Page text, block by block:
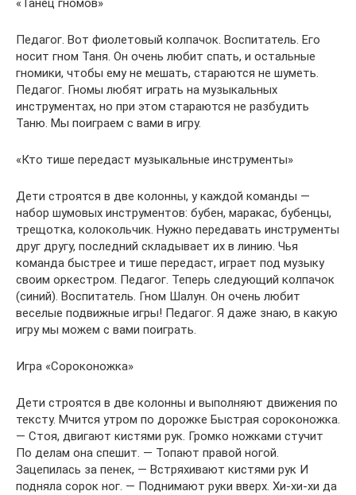
«Танец гномов»
Педагог. Вот фиолетовый колпачок. Воспитатель. Его
носит гном Таня. Он очень любит спать, и остальные
гномики, чтобы ему не мешать, стараются не шуметь.
Педагог. Гномы любят играть на музыкальных
инструментах, но при этом стараются не разбудить
Таню. Мы поиграем с вами в игру.
«Кто тише передаст музыкальные инструменты»
Дети строятся в две колонны, у каждой команды —
набор шумовых инструментов: бубен, маракас, бубенцы,
трещотка, колокольчик. Нужно передавать инструменты
друг другу, последний складывает их в линию. Чья
команда быстрее и тише передаст, играет под музыку
своим оркестром. Педагог. Теперь следующий колпачок
(синий). Воспитатель. Гном Шалун. Он очень любит
веселые подвижные игры! Педагог. Я даже знаю, в какую
игру мы можем с вами поиграть.
Игра «Сороконожка»
Дети строятся в две колонны и выполняют движения по
тексту. Мчится утром по дорожке Быстрая сороконожка.
— Стоя, двигают кистями рук. Громко ножками стучит
По делам она спешит. — Топают правой ногой.
Зацепилась за пенек, — Встряхивают кистями рук И
подняла сорок ног. — Поднимают руки вверх. Хи-хи-хи да